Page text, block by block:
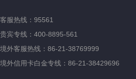
客服热线：95561
贵宾专线：400-8895-561
境外客服热线：86-21-38769999
境外信用卡白金专线：86-21-38429696